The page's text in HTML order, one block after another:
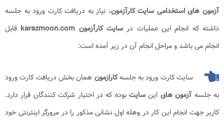
آزمون های استخدامی سایت کارآزمون، نیاز به دریافت کارت ورود به جلسه
داشته که انجام این عملیات در سایت کارآزمون karazmoon.com
قابل
انجام می باشد و مراحل انجام آن در زیر آمده است:
سایت کارت ورود به جلسهکارازمون همان بخش دریافت کارت ورود
به جلسه آزمون های این سایتبوده که در اختیار شرکت کنندگان قرار دارد.
کاربر جهت انجام این کار در وهله اول نشانی مذکور را در مرورگر اینترنتی خود